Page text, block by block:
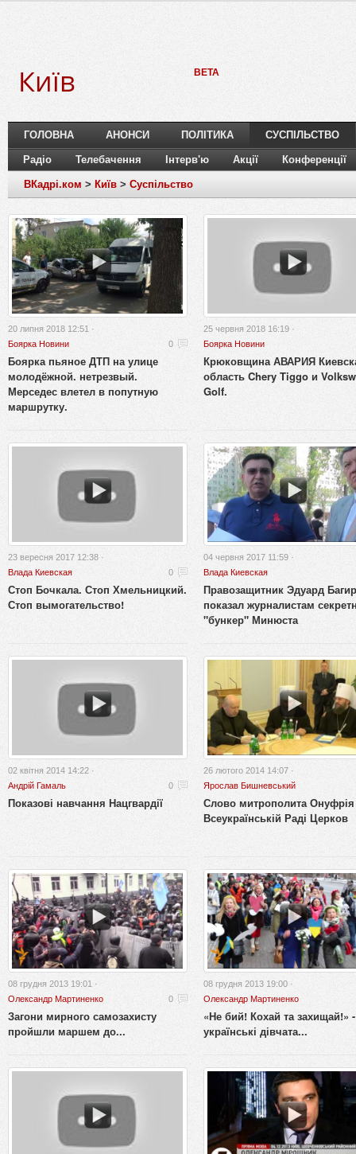
Київ BETA
ГОЛОВНА АНОНСИ ПОЛІТИКА СУСПІЛЬСТВО
Радіо Телебачення Інтерв'ю Акції Конференції
ВКадрі.ком > Київ > Суспільство
20 липня 2018 12:51 ·
Боярка Новини
0
Боярка пьяное ДТП на улице
молодёжной. нетрезвый.
Мерседес влетел в попутную
маршрутку.
25 червня 2018 16:19 ·
Боярка Новини
Крюковщина АВАРИЯ
область Chery Tiggo и
Golf.
23 вересня 2017 12:38 ·
Влада Киевская
0
Стоп Бочкала. Стоп Хмельницкий.
Стоп вымогательство!
04 червня 2017 11:59 ·
Влада Киевская
Правозащитник Эдуард
показал журналистам
"бункер" Минюста
02 квітня 2014 14:22 ·
Андрій Гамаль
0
Показові навчання Нацгвардії
26 лютого 2014 14:07 ·
Ярослав Бишневський
Слово митрополита
Всеукраїнській Раді Церков
08 грудня 2013 19:01 ·
Олександр Мартиненко
0
Загони мирного самозахисту
пройшли маршем до...
08 грудня 2013 19:00 ·
Олександр Мартиненко
«Не бий! Кохай та захищай!» -
українські дівчата...